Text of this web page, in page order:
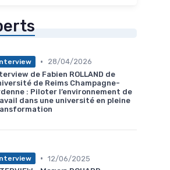
•
28/04/2026
de Fabien ROLLAND de
de Reims Champagne-
: Piloter l’environnement de
dans une université en pleine
• 12/06/2025